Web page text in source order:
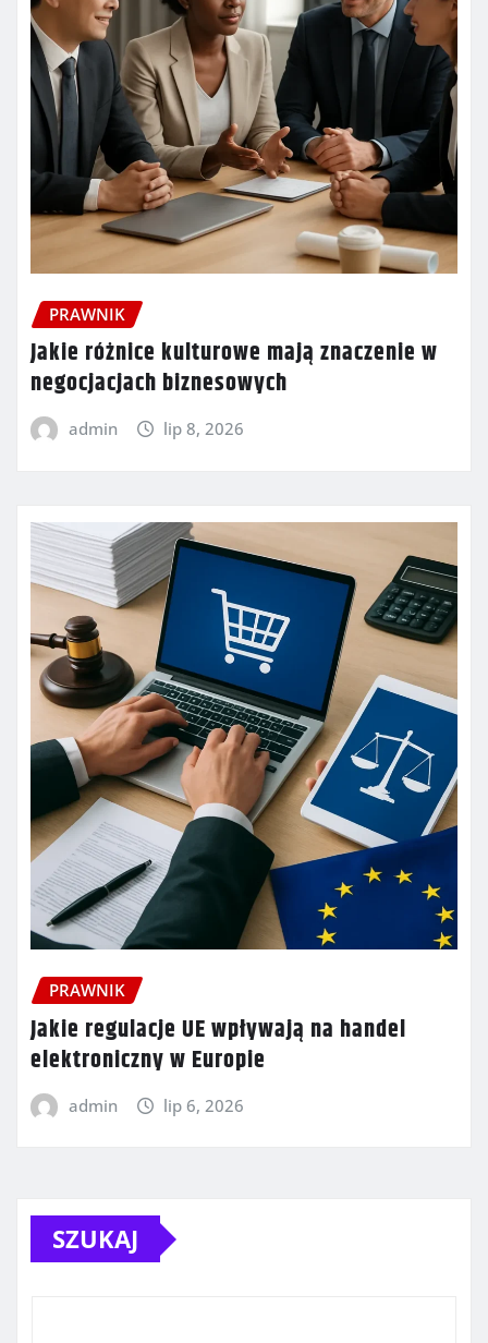
PRAWNIK
Jakie różnice kulturowe mają znaczenie w
negocjacjach biznesowych
admin lip 8, 2026
PRAWNIK
Jakie regulacje UE wpływają na handel
elektroniczny w Europie
admin lip 6, 2026
SZUKAJ